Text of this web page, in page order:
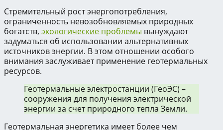
Стремительный рост энергопотребления,
ограниченность невозобновляемых природных
богатств, экологические проблемы вынуждают
задуматься об использовании альтернативных
источников энергии. В этом отношении особого
внимания заслуживает применение геотермальных
ресурсов.
Геотермальные электростанции (ГеоЭС) –
сооружения для получения электрической
энергии за счет природного тепла Земли.
Геотермальная энергетика имеет более чем